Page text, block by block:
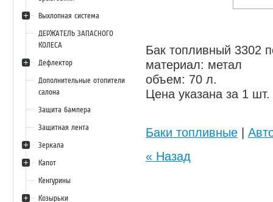
Бак топливный 3302
материал: метал
объем: 70 л.
Цена указана за 1 шт.
Баки топливные
« Назад
Выхлопная система
ДЕРЖАТЕЛЬ ЗАПАСНОГО
КОЛЕСА
Дефлектор
Дополнительные отопители
салона
Защита бампера
Защитная лента
Зеркала
Капот
Кенгурины
Козырьки